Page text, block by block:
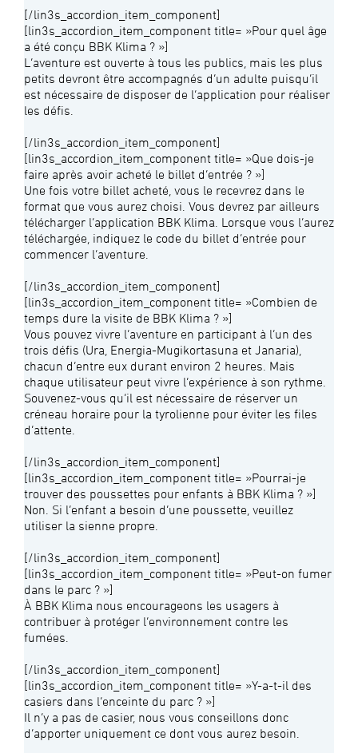
[/lin3s_accordion_item_component]
[lin3s_accordion_item_component title= »Pour quel âge
a été conçu BBK Klima ? »]
L’aventure est ouverte à tous les publics, mais les plus
petits devront être accompagnés d’un adulte puisqu’il
est nécessaire de disposer de l’application pour réaliser
les défis.
[/lin3s_accordion_item_component]
[lin3s_accordion_item_component title= »Que dois-je
faire après avoir acheté le billet d’entrée ? »]
Une fois votre billet acheté, vous le recevrez dans le
format que vous aurez choisi. Vous devrez par ailleurs
télécharger l’application BBK Klima. Lorsque vous l’aurez
téléchargée, indiquez le code du billet d’entrée pour
commencer l’aventure.
[/lin3s_accordion_item_component]
[lin3s_accordion_item_component title= »Combien de
temps dure la visite de BBK Klima ? »]
Vous pouvez vivre l’aventure en participant à l’un des
trois défis (Ura, Energia-Mugikortasuna et Janaria),
chacun d’entre eux durant environ 2 heures. Mais
chaque utilisateur peut vivre l’expérience à son rythme.
Souvenez-vous qu’il est nécessaire de réserver un
créneau horaire pour la tyrolienne pour éviter les files
d’attente.
[/lin3s_accordion_item_component]
[lin3s_accordion_item_component title= »Pourrai-je
trouver des poussettes pour enfants à BBK Klima ? »]
Non. Si l’enfant a besoin d’une poussette, veuillez
utiliser la sienne propre.
[/lin3s_accordion_item_component]
[lin3s_accordion_item_component title= »Peut-on fumer
dans le parc ? »]
À BBK Klima nous encourageons les usagers à
contribuer à protéger l’environnement contre les
fumées.
[/lin3s_accordion_item_component]
[lin3s_accordion_item_component title= »Y-a-t-il des
casiers dans l’enceinte du parc ? »]
Il n’y a pas de casier, nous vous conseillons donc
d’apporter uniquement ce dont vous aurez besoin.